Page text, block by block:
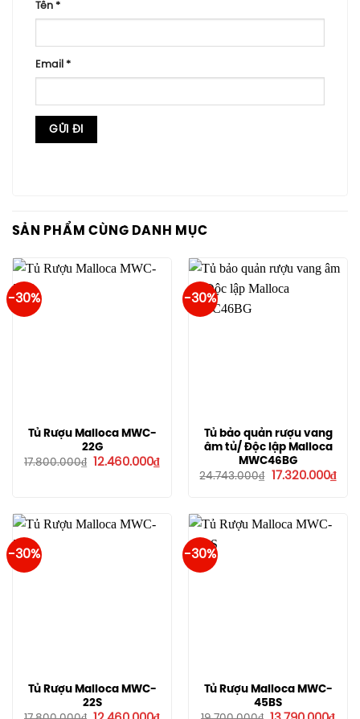
Tên *
Email *
SẢN PHẨM CÙNG DANH MỤC
-30%
Tủ Rượu Malloca MWC-
22G
17.800.000₫ Giá
12.460.000₫Giá
hiện
-30%
Tủ bảo quản rượu vang
âm tủ/ Độc lập Malloca
MWC46BG
24.743.000₫
Giá
17.320.000₫Giá
hiện
-30%
Tủ Rượu Malloca MWC-
22S
Giá Giá
-30%
Tủ Rượu Malloca MWC-
45BS
Giá Giá